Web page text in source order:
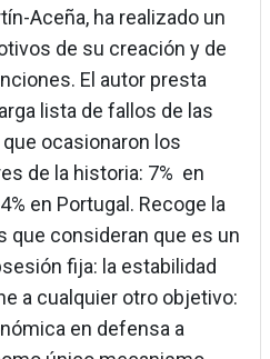
Aceña, ha realizado un
de su creación y de
El autor presta
lista de fallos de las
ocasionaron los
de la historia: 7% en
en Portugal. Recoge la
que consideran que es un
fija: la estabilidad
a cualquier otro objetivo:
en defensa a